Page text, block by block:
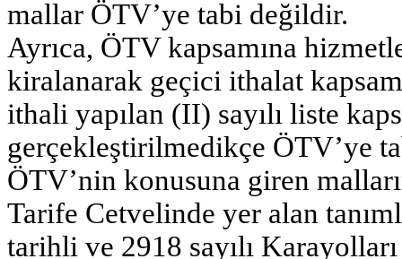
mallar ÖTV’ye tabi değildir.
Ayrıca, ÖTV kapsamına
kiralanarak geçici ithalat
ithali yapılan (II) sayılı liste
gerçekleştirilmedikçe ÖTV’ye
ÖTV’nin konusuna giren
Tarife Cetvelinde yer alan
tarihli ve 2918 sayılı